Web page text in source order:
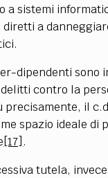
a sistemi
diretti a
dipendenti sono
contro la
il
spazio ideale di
[17] .
tutela,